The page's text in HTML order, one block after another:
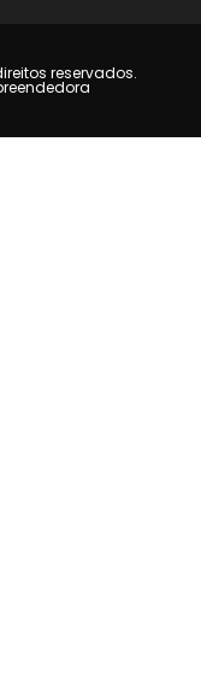
reservados.